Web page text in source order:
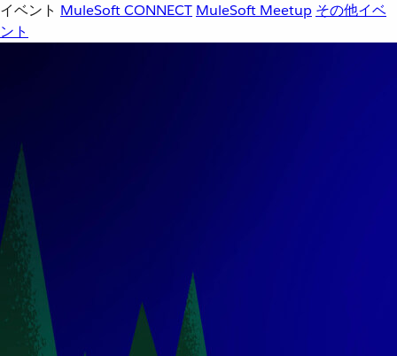
イベント MuleSoft CONNECT MuleSoft Meetup その他イベ
ント